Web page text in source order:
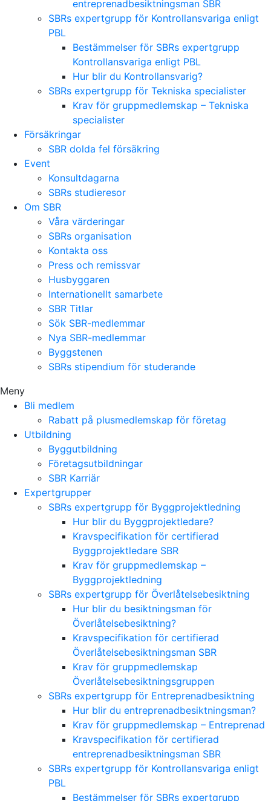
entreprenadbesiktningsman SBR
SBRs expertgrupp för Kontrollansvariga enligt
PBL
Bestämmelser för SBRs expertgrupp
Kontrollansvariga enligt PBL
Hur blir du Kontrollansvarig?
SBRs expertgrupp för Tekniska specialister
Krav för gruppmedlemskap – Tekniska
specialister
Försäkringar
SBR dolda fel försäkring
Event
Konsultdagarna
SBRs studieresor
Om SBR
Våra värderingar
SBRs organisation
Kontakta oss
Press och remissvar
Husbyggaren
Internationellt samarbete
SBR Titlar
Sök SBR-medlemmar
Nya SBR-medlemmar
Byggstenen
SBRs stipendium för studerande
Meny
Bli medlem
Rabatt på plusmedlemskap för företag
Utbildning
Byggutbildning
Företagsutbildningar
SBR Karriär
Expertgrupper
SBRs expertgrupp för Byggprojektledning
Hur blir du Byggprojektledare?
Kravspecifikation för certifierad
Byggprojektledare SBR
Krav för gruppmedlemskap –
Byggprojektledning
SBRs expertgrupp för Överlåtelsebesiktning
Hur blir du besiktningsman för
Överlåtelsebesiktning?
Kravspecifikation för certifierad
Överlåtelsebesiktningsman SBR
Krav för gruppmedlemskap
Överlåtelsebesiktningsgruppen
SBRs expertgrupp för Entreprenadbesiktning
Hur blir du entreprenadbesiktningsman?
Krav för gruppmedlemskap – Entreprenad
Kravspecifikation för certifierad
entreprenadbesiktningsman SBR
SBRs expertgrupp för Kontrollansvariga enligt
PBL
Bestämmelser för SBRs expertgrupp